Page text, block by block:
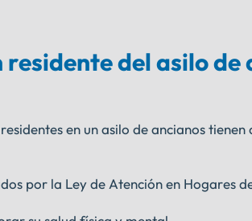
residente del asilo de
en un asilo de ancianos
por la Ley de Atención en Hogares